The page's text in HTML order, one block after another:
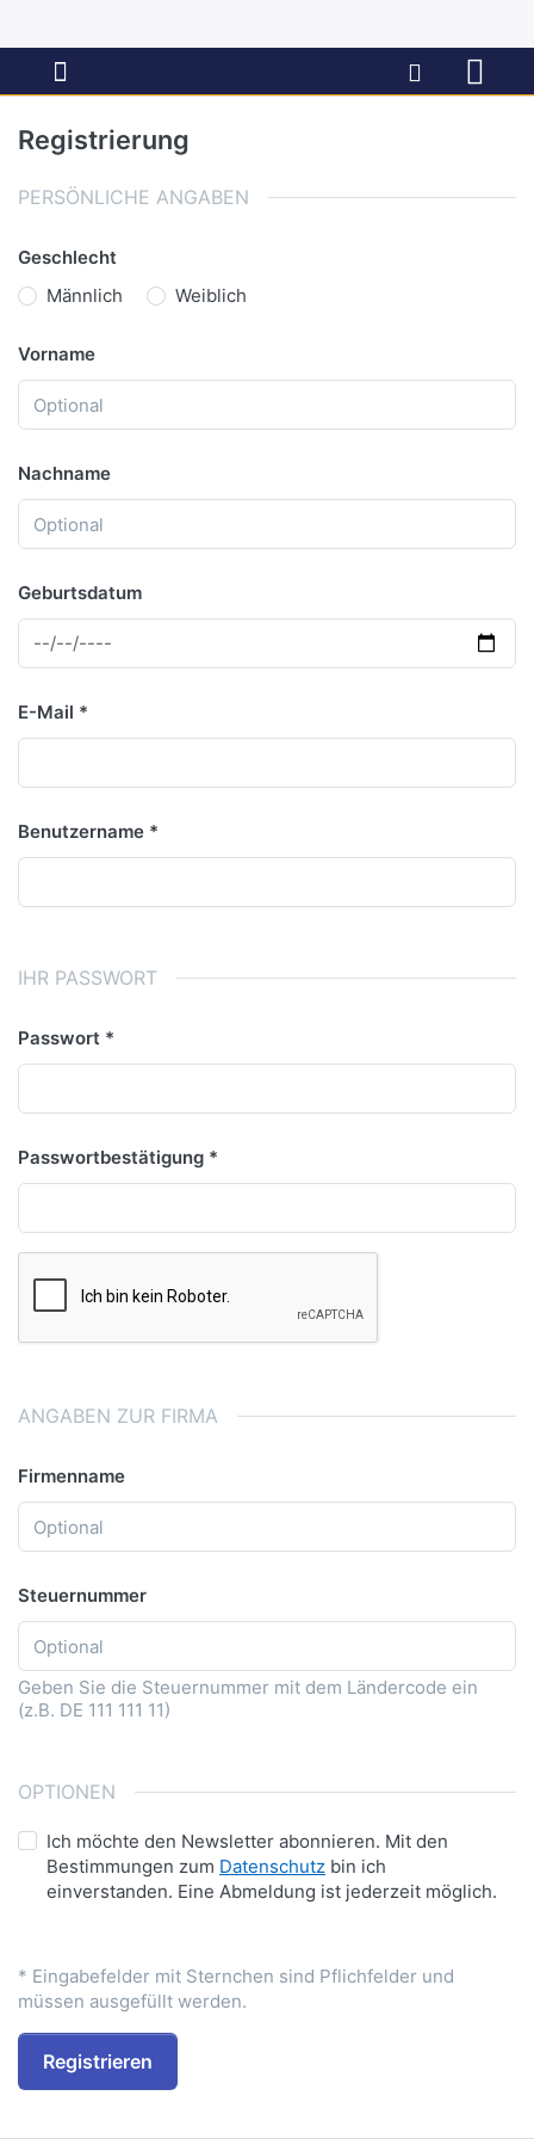
Registrierung
PERSÖNLICHE ANGABEN
Geschlecht
Männlich
Weiblich
Vorname
Nachname
Geburtsdatum
E-Mail
Benutzername
IHR PASSWORT
Passwort
Passwortbestätigung
ANGABEN ZUR FIRMA
Firmenname
Steuernummer
Geben Sie die Steuernummer mit dem Ländercode ein
(z.B. DE 111 111 11)
OPTIONEN
Ich möchte den Newsletter abonnieren. Mit den
Bestimmungen zum Datenschutz bin ich
einverstanden. Eine Abmeldung ist jederzeit möglich.
* Eingabefelder mit Sternchen sind Pflichfelder und
müssen ausgefüllt werden.
Registrieren